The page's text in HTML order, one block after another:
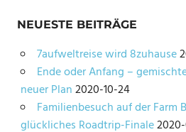
NEUESTE BEITRÄGE
7aufweltreise wird 8zuhause
Ende oder Anfang –
neuer Plan2020-10-24
Familienbesuch auf der Farm
glückliches Roadtrip-Finale